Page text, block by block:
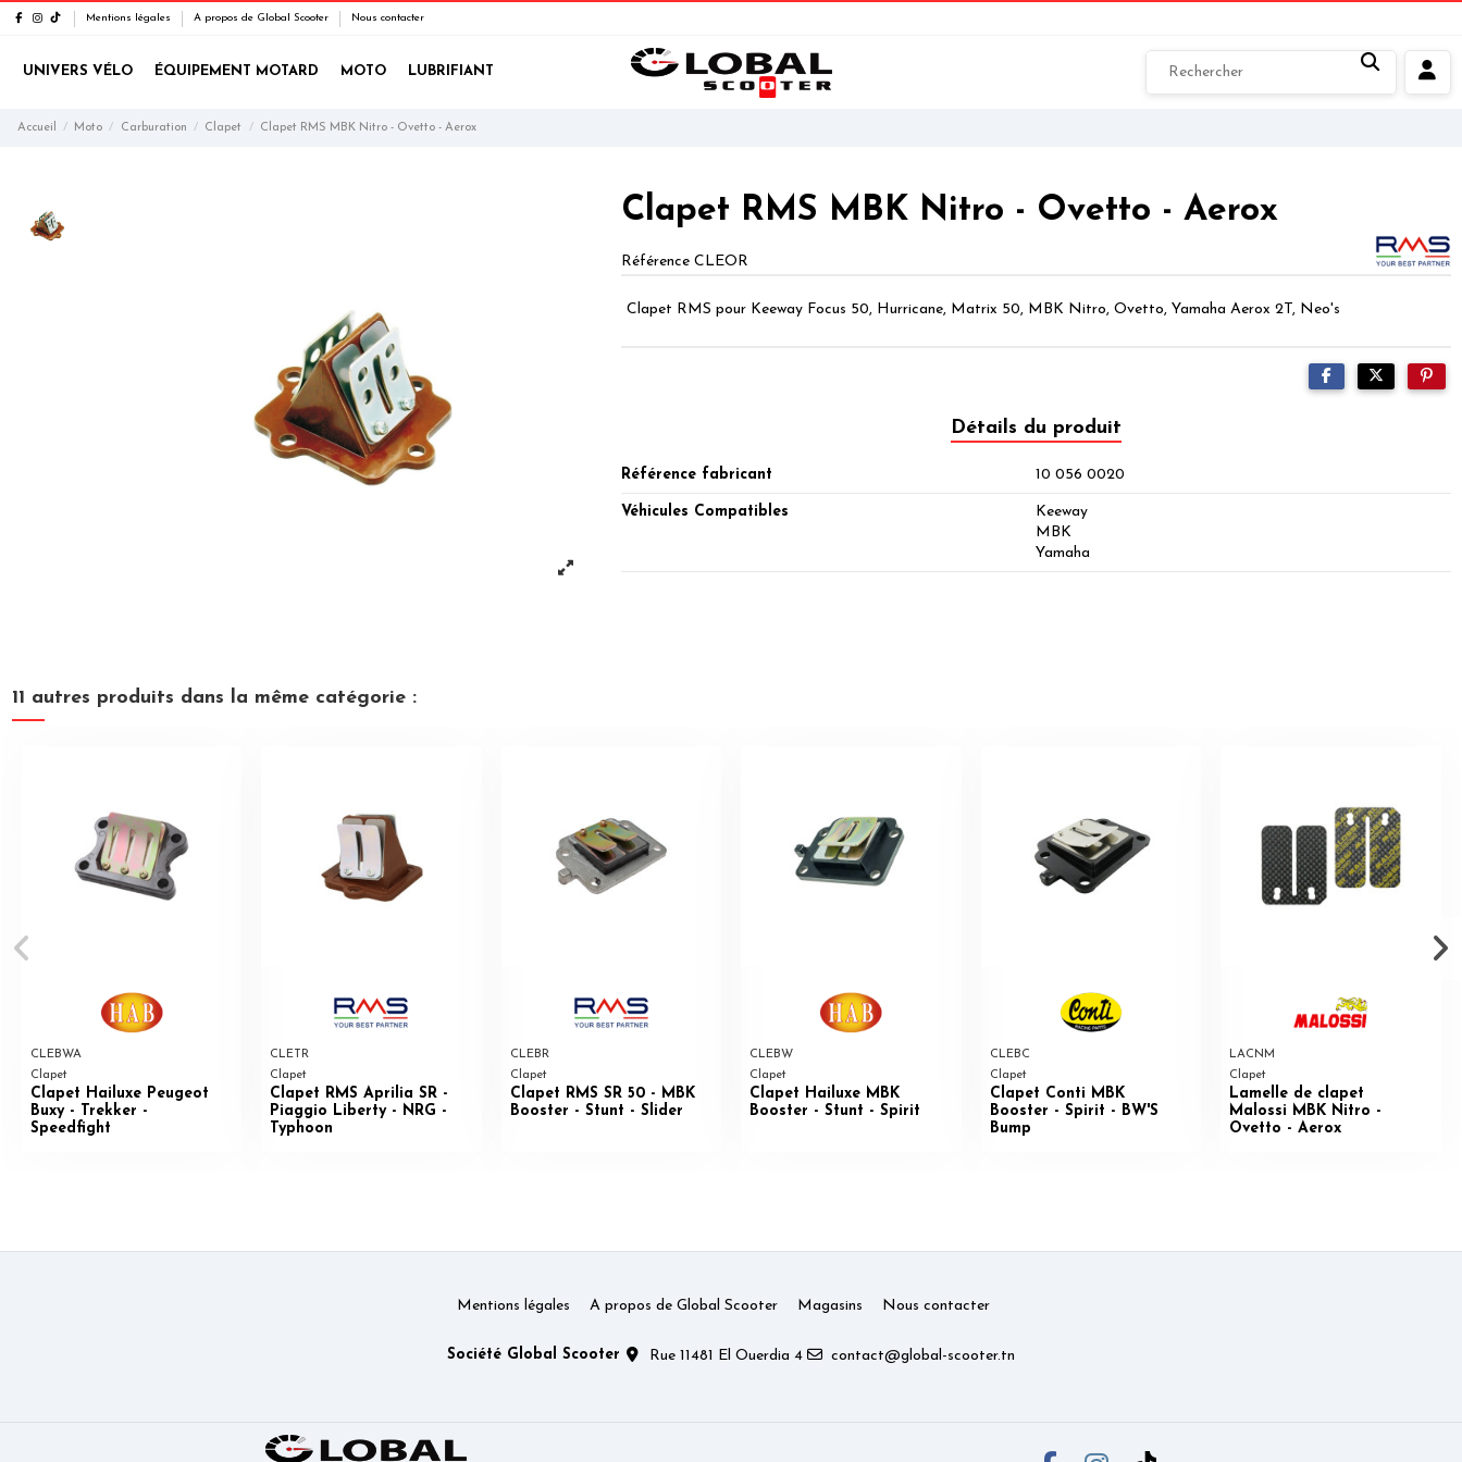
Mentions légales A propos de Global Scooter Nous contacter
UNIVERS VÉLO ÉQUIPEMENT MOTARD MOTO LUBRIFIANT
Accueil Moto Carburation Clapet Clapet RMS MBK Nitro - Ovetto - Aerox
Clapet RMS MBK Nitro - Ovetto - Aerox
Référence CLEOR
Clapet RMS pour Keeway Focus 50, Hurricane, Matrix 50, MBK Nitro, Ovetto, Yamaha Aerox 2T, Neo's
Détails du produit
Référence fabricant 10 056 0020
Véhicules Compatibles
Keeway
MBK
Yamaha
11 autres produits dans la même catégorie :
CLEBWA
Clapet
Clapet Hailuxe Peugeot
Buxy - Trekker -
Speedfight
CLETR
Clapet
Clapet RMS Aprilia SR -
Piaggio Liberty - NRG -
Typhoon
CLEBR
Clapet
Clapet RMS SR 50 - MBK
Booster - Stunt - Slider
CLEBW
Clapet
Clapet Hailuxe MBK
Booster - Stunt - Spirit
CLEBC
Clapet
Clapet Conti MBK
Booster - Spirit - BW'S
Bump
LACNM
Clapet
Lamelle de clapet
Malossi MBK Nitro -
Ovetto - Aerox
Mentions légales A propos de Global Scooter Magasins Nous contacter
Société Global Scooter Rue 11481 El Ouerdia 4 contact@global-scooter.tn